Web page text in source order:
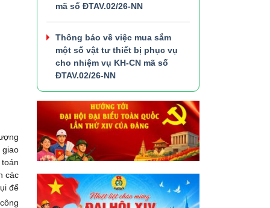
các
để
mã số ĐTAV.02/26-NN
Thông báo về việc mua sắm
một số vật tư thiết bị phục vụ
cho nhiệm vụ KH-CN mã số
ĐTAV.02/26-NN